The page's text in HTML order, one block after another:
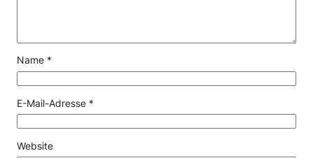
Name *
E-Mail-Adresse *
Website